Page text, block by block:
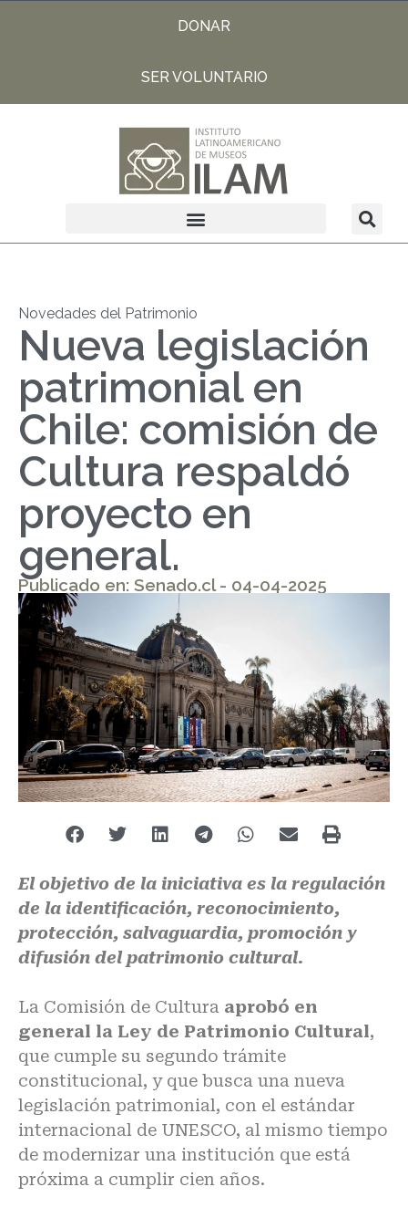
DONAR
SER VOLUNTARIO
Novedades del Patrimonio
Nueva legislación
patrimonial en
Chile: comisión de
Cultura respaldó
proyecto en
general.
Publicado en: Senado.cl - 04-04-2025
El objetivo de la iniciativa es la regulación
de la identificación, reconocimiento,
protección, salvaguardia, promoción y
difusión del patrimonio cultural.
La Comisión de Cultura aprobó en
general la Ley de Patrimonio Cultural,
que cumple su segundo trámite
constitucional, y que busca una nueva
legislación patrimonial, con el estándar
internacional de UNESCO, al mismo tiempo
de modernizar una institución que está
próxima a cumplir cien años.